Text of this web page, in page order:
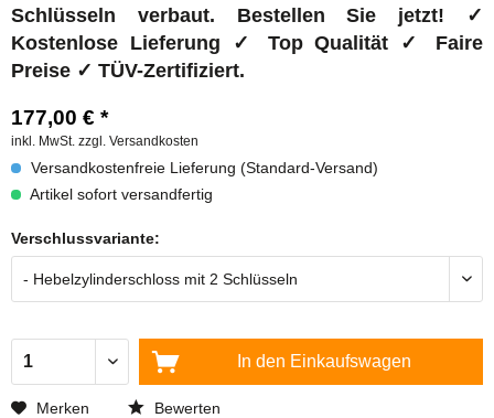
Schlüsseln verbaut. Bestellen Sie jetzt! ✓
Kostenlose Lieferung ✓ Top Qualität ✓ Faire
Preise ✓ TÜV-Zertifiziert.
177,00 € *
inkl. MwSt. zzgl. Versandkosten
Versandkostenfreie Lieferung (Standard-Versand)
Artikel sofort versandfertig
Verschlussvariante:
In den Einkaufswagen
Merken Bewerten